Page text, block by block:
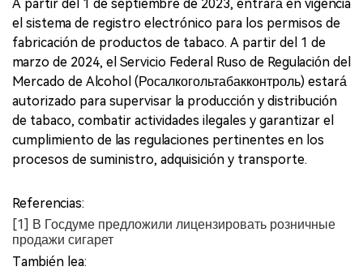
A partir del 1 de septiembre de 2023, entrará en vigencia
el sistema de registro electrónico para los permisos de
fabricación de productos de tabaco. A partir del 1 de
marzo de 2024, el Servicio Federal Ruso de Regulación del
Mercado de Alcohol (Росалкогольтабакконтроль) estará
autorizado para supervisar la producción y distribución
de tabaco, combatir actividades ilegales y garantizar el
cumplimiento de las regulaciones pertinentes en los
procesos de suministro, adquisición y transporte.
Referencias:
[1] В Госдуме предложили лицензировать розничные
продажи сигарет
También lea: